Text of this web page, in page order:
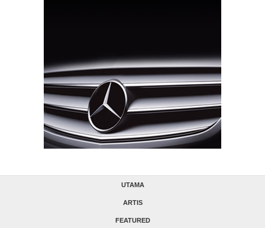
UTAMA
ARTIS
FEATURED